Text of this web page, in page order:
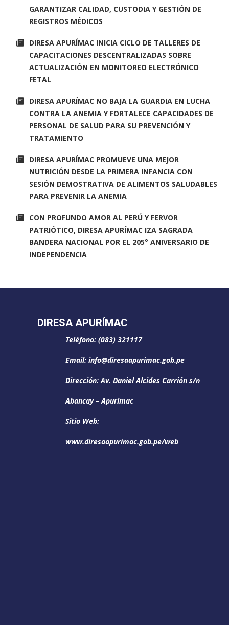
GARANTIZAR CALIDAD, CUSTODIA Y GESTIÓN DE
REGISTROS MÉDICOS
DIRESA APURÍMAC INICIA CICLO DE TALLERES DE
CAPACITACIONES DESCENTRALIZADAS SOBRE
ACTUALIZACIÓN EN MONITOREO ELECTRÓNICO
FETAL
DIRESA APURÍMAC NO BAJA LA GUARDIA EN LUCHA
CONTRA LA ANEMIA Y FORTALECE CAPACIDADES DE
PERSONAL DE SALUD PARA SU PREVENCIÓN Y
TRATAMIENTO
DIRESA APURÍMAC PROMUEVE UNA MEJOR
NUTRICIÓN DESDE LA PRIMERA INFANCIA CON
SESIÓN DEMOSTRATIVA DE ALIMENTOS SALUDABLES
PARA PREVENIR LA ANEMIA
CON PROFUNDO AMOR AL PERÚ Y FERVOR
PATRIÓTICO, DIRESA APURÍMAC IZA SAGRADA
BANDERA NACIONAL POR EL 205° ANIVERSARIO DE
INDEPENDENCIA
DIRESA APURÍMAC
Teléfono: (083) 321117
Email: info@diresaapurimac.gob.pe
Dirección: Av. Daniel Alcides Carrión s/n
Abancay – Apurímac
Sitio Web:
www.diresaapurimac.gob.pe/web